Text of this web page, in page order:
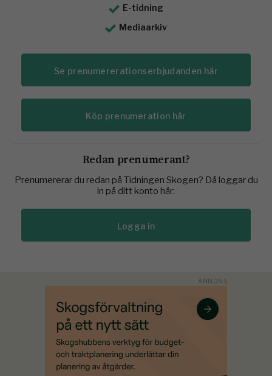
E-tidning
Mediaarkiv
Se prenumererationserbjudanden här
Köp prenumeration här
Redan prenumerant?
Prenumererar du redan på Tidningen Skogen? Då loggar du
in på ditt konto här:
Logga in